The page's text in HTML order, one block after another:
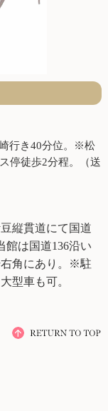
行き40分位。※松
停徒歩2分程。（送
縦貫道にて国道
館は国道136沿い
角にあり。※駐
型車も可。